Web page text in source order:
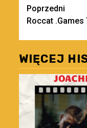
Zobacz
wpisy
Poprzedni
Roccat
WIĘCEJ